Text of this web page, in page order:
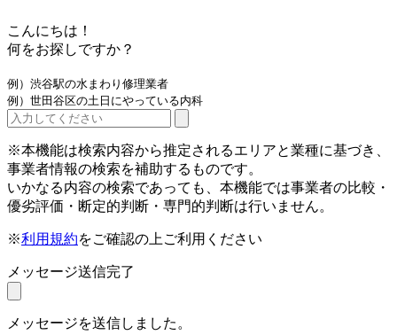
こんにちは！
何をお探しですか？
例）渋谷駅の水まわり修理業者
例）世田谷区の土日にやっている内科
※本機能は検索内容から推定されるエリアと業種に基づき、
事業者情報の検索を補助するものです。
いかなる内容の検索であっても、本機能では事業者の比較・
優劣評価・断定的判断・専門的判断は行いません。
※利用規約をご確認の上ご利用ください
メッセージ送信完了
メッセージを送信しました。